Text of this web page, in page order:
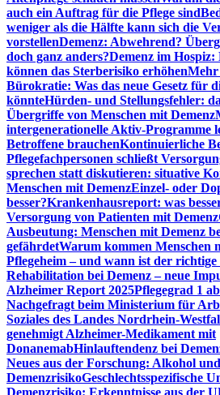
auch ein Auftrag für die Pflege sind
weniger als die Hälfte kann sich die
vorstellenDemenz: Abwehrend?
doch ganz anders?Demenz im
können das Sterberisiko erhöhenMehr
Bürokratie: Was das neue Gesetz für
könnteHürden- und Stellungsfehler:
Übergriffe von Menschen mit Demenz
intergenerationelle Aktiv-Programme
Betroffene brauchenKontinuierliche
Pflegefachpersonen schließt
sprechen statt diskutieren: situative
Menschen mit DemenzEinzel- oder
besser?Krankenhausreport: was
Versorgung von Patienten mit Demenz
Ausbeutung: Menschen mit Demenz
gefährdetWarum kommen Menschen
Pflegeheim – und wann ist der
Rehabilitation bei Demenz – neue
Alzheimer Report 2025Pflegegrad 1
Nachgefragt beim Ministerium für
Soziales des Landes Nordrhein-
genehmigt Alzheimer-Medikament mit
DonanemabHinlauftendenz bei
Neues aus der Forschung: Alkohol und
DemenzrisikoGeschlechtsspezifische
Demenzrisiko: Erkenntnisse aus der